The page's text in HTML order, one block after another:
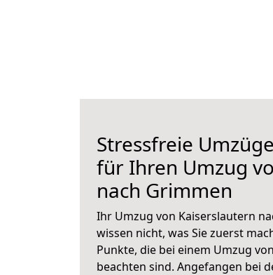
Stressfreie
für Ihren Umzug
nach Grimmen
Ihr Umzug von Kaiserslautern
wissen nicht, was Sie zuerst
Punkte, die bei einem Umzug
beachten sind. Angefangen bei